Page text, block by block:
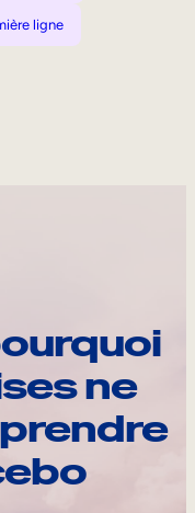
ligne
ne